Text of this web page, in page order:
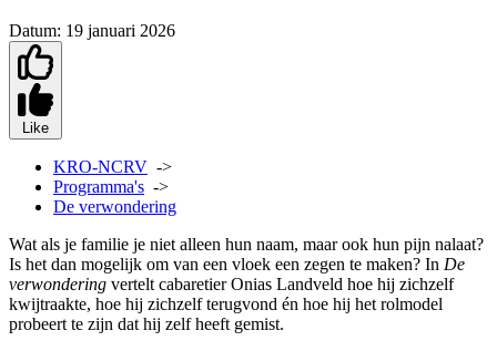
Datum: 19 januari 2026
Like
KRO-NCRV ->
Programma's ->
De verwondering
Wat als je familie je niet alleen hun naam, maar ook hun pijn nalaat?
Is het dan mogelijk om van een vloek een zegen te maken? In De
verwondering vertelt cabaretier Onias Landveld hoe hij zichzelf
kwijtraakte, hoe hij zichzelf terugvond én hoe hij het rolmodel
probeert te zijn dat hij zelf heeft gemist.